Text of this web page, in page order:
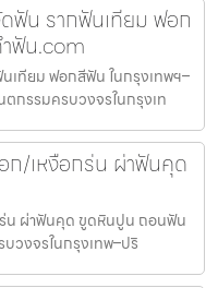
ฟัน รากฟันเทียม ฟอก
ฟัน.com
เทียม ฟอกสีฟัน ในกรุงเทพฯ–
รรมครบวงจรในกรุงเท
ก/เหงือกร่น ผ่าฟันคุด
น ผ่าฟันคุด ขูดหินปูน ถอนฟัน
งจรในกรุงเทพ–ปริ